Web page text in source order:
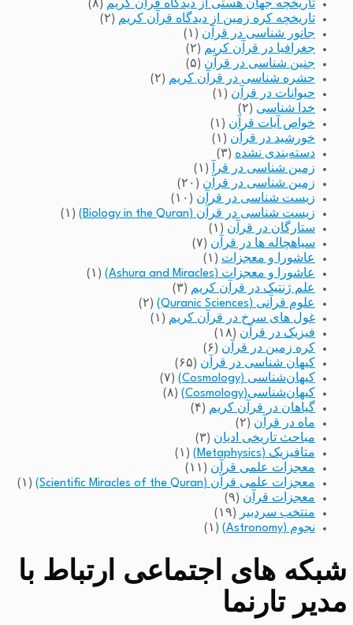
تاریخچه جهان هستی از دیدگاه قرآن کریم (۸)
تاریخچه کره زمین از دیدگاه قرآن کریم (۲)
جانور شناسی در قرآن (۱)
جغرافیا در قرآن کریم (۲)
جنین شناسی در قرآن (۵)
حشره شناسی در قرآن کریم (۲)
حیوانات در قرآن (۱)
خدا شناسی (۲)
خواص آیات قرآن (۱)
خورشید در قرآن (۱)
دسته‌بندی نشده (۳)
زمین شناسی در قرآ
(۱)
زمین شناسی در قرآن (۲۰)
زیست شناسی در قرآن (۱۰)
زیست شناسی در قرآن (Biology in the Quran)
(۱)
ستارگان در قرآن (۱)
سیاهچاله ها در قرآن (۷)
عاشورا و معجزات (۱)
عاشورا و معجزات (Ashura and Miracles)
(۱)
علم ژنتیک در قرآن کریم (۳)
علوم قرآنی (Quranic Sciences)
(۲)
غول های سرخ در قرآن کریم (۱)
فیزیک در قرآن (۱۸)
کره زمین در قرآن (۶)
کیهان شناسی در قرآن (۶۵)
کیهان‌شناسی (Cosmology)
(۷)
کیهان‌شناسی(Cosmology)
(۸)
گیاهان در قرآن کریم (۴)
ماه در قرآن (۲)
مباحث تاریخی ادیان (۳)
متافیزیک (Metaphysics)
(۱)
معجزات علمی قرآن (۱۱)
معجزات علمی قرآن (Scientific Miracles of the Quran)
(۱)
معجزات قرآن (۹)
منتخب سردبیر
(۱۹)
نجوم (Astronomy)
(۱)
شبکه های اجتماعی ارتباط با
مدیر تارنما